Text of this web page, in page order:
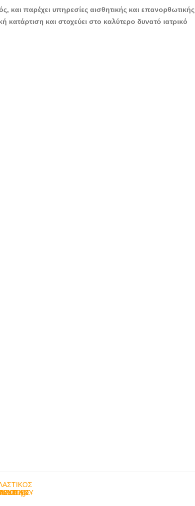
και παρέχει υπηρεσίες αισθητικής και επανορθωτικής
και στοχεύει στο καλύτερο δυνατό ιατρικό